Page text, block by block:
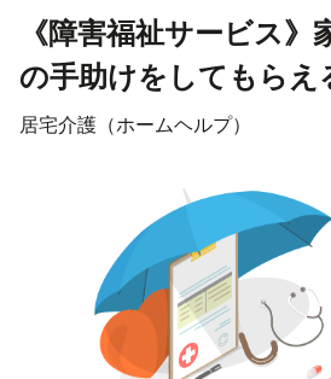
《障害福祉サービス》
の手助けをしてもらえ
居宅介護（ホームヘルプ）